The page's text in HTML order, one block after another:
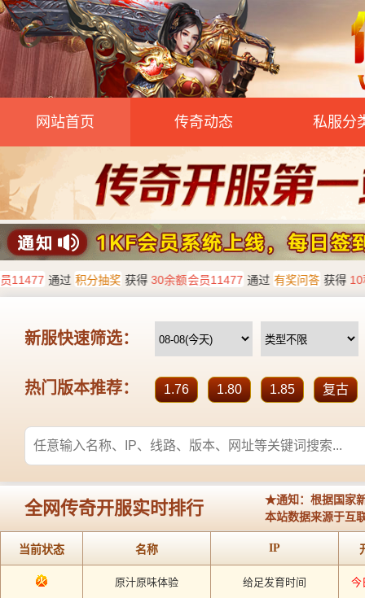
网站首页 传奇动态 私服分